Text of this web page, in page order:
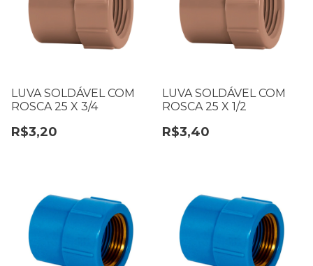
LUVA SOLDÁVEL COM
ROSCA 25 X 3/4
R$3,20
LUVA SOLDÁVEL COM
ROSCA 25 X 1/2
R$3,40